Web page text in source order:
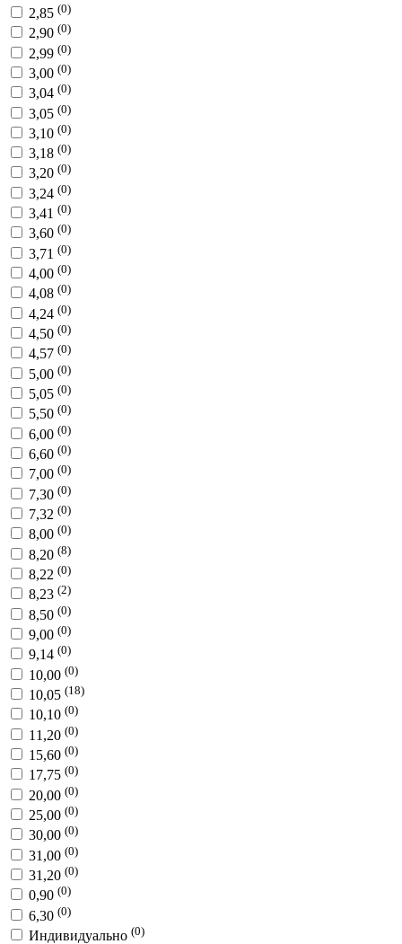
2,85 (0)
2,90 (0)
2,99 (0)
3,00 (0)
3,04 (0)
3,05 (0)
3,10 (0)
3,18 (0)
3,20 (0)
3,24 (0)
3,41 (0)
3,60 (0)
3,71 (0)
4,00 (0)
4,08 (0)
4,24 (0)
4,50 (0)
4,57 (0)
5,00 (0)
5,05 (0)
5,50 (0)
6,00 (0)
6,60 (0)
7,00 (0)
7,30 (0)
7,32 (0)
8,00 (0)
8,20 (8)
8,22 (0)
8,23 (2)
8,50 (0)
9,00 (0)
9,14 (0)
10,00 (0)
10,05 (18)
10,10 (0)
11,20 (0)
15,60 (0)
17,75 (0)
20,00 (0)
25,00 (0)
30,00 (0)
31,00 (0)
31,20 (0)
0,90 (0)
6,30 (0)
Индивидуально (0)